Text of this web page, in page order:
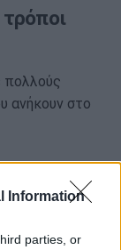
Information
parties, or
πολλούς
ανήκουν στο